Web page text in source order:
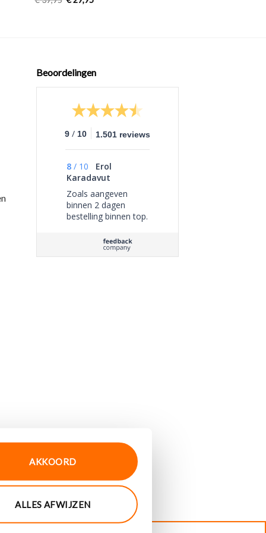
AKKOORD
ALLES AFWIJZEN
Beoordelingen
9 / 10 1.501 reviews
8 / 10
Erol
Karadavut
Zoals aangeven
binnen 2 dagen
bestelling binnen top.